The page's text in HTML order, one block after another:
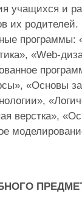
учащихся и
их
программы:
«Web-
«Основы
верстка»,